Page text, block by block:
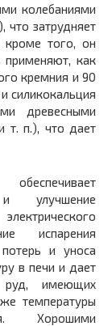
колебаниями
затрудняет
кроме того, он
применяют, как
кремния и 90
силикокальция
древесными
т. п.), что дает
улучшение
испарения
потерь и уноса
в печи и дает
руд, имеющих
температуры
Хорошими